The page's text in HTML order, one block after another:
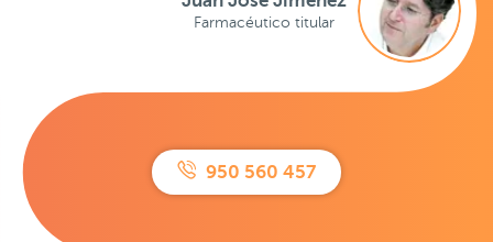
950 560 457
Farmacéutico titular